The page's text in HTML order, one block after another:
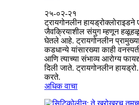
२५-०२-२१
ट्रायगोनलीन हायड्रोक्लोराइडने
जैवक्रियाशील संयुग म्हणून
घेतले आहे. ट्रायगोनलीन
कडधान्ये यांसारख्या काही
आणि त्याच्या संभाव्य आरोग्य
दिली जाते. ट्रायगोनलीन
करते.
अधिक वाचा